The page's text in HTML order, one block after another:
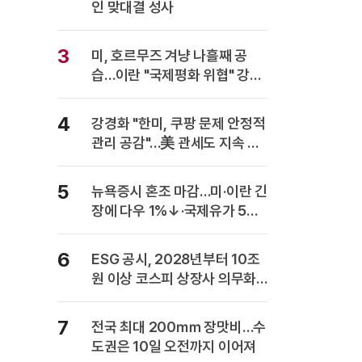
인 맞대결 성사
3
미, 호르무즈 겨냥 나흘째 공
습…이란 "국제평화 위협" 강력
반발
4
강경화 "한미, 쿠팡 문제 안정적
관리 공감"…美 관세도 지속 협
의
5
뉴욕증시 혼조 마감…미·이란 긴
장에 다우 1%↓·국제유가 5%
급등
6
ESG 공시, 2028년부터 10조
원 이상 코스피 상장사 의무화…
사업보고서에 담는다
7
전국 최대 200㎜ 장맛비…수
도권은 10일 오전까지 이어져